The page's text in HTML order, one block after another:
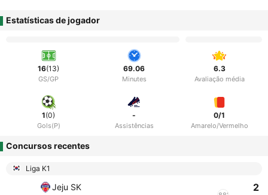
Estatísticas de jogador
16(13)
GS/GP
69.06
Minutes
6.3
Avaliação média
1(0)
Gols(P)
-
Assistências
0/1
Amarelo/Vermelho
Concursos recentes
Liga K1
Jeju SK
2